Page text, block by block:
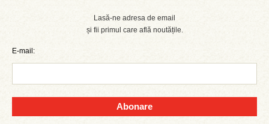
Lasă-ne adresa de email
și fii primul care află noutățile.
E-mail:
Abonare